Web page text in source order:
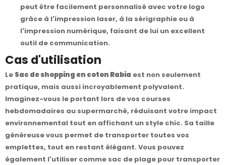
peut être facilement personnalisé avec votre logo
grâce à l'impression laser, à la sérigraphie ou à
l'impression numérique, faisant de lui un excellent
outil de communication.
Cas d'utilisation
Le Sac de shopping en coton Rabia est non seulement
pratique, mais aussi incroyablement polyvalent.
Imaginez-vous le portant lors de vos courses
hebdomadaires au supermarché, réduisant votre impact
environnemental tout en affichant un style chic. Sa taille
généreuse vous permet de transporter toutes vos
emplettes, tout en restant élégant. Vous pouvez
également l'utiliser comme sac de plage pour transporter